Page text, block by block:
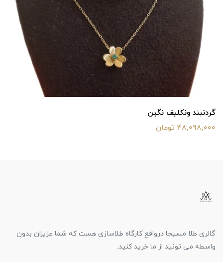
گردنبند ونکلیف نگین
48,098,000 تومان
گالری طلا مسیحا درواقع کارگاه طلاسازی هست که شما عزیزان بدون
واسطه می تونید از ما خرید کنید.